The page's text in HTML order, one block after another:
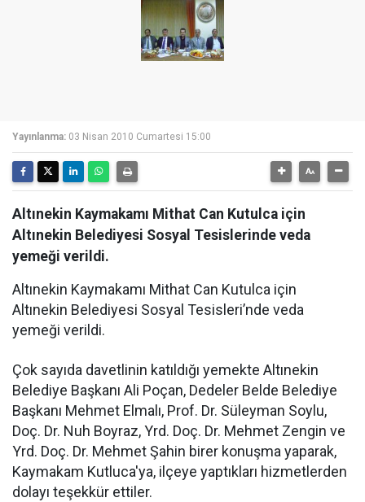
Yayınlanma: 03 Nisan 2010 Cumartesi 15:00
Altınekin Kaymakamı Mithat Can Kutulca için
Altınekin Belediyesi Sosyal Tesislerinde veda
yemeği verildi.
Altınekin Kaymakamı Mithat Can Kutulca için
Altınekin Belediyesi Sosyal Tesisleri’nde veda
yemeği verildi.
Çok sayıda davetlinin katıldığı yemekte Altınekin
Belediye Başkanı Ali Poçan, Dedeler Belde Belediye
Başkanı Mehmet Elmalı, Prof. Dr. Süleyman Soylu,
Doç. Dr. Nuh Boyraz, Yrd. Doç. Dr. Mehmet Zengin ve
Yrd. Doç. Dr. Mehmet Şahin birer konuşma yaparak,
Kaymakam Kutluca'ya, ilçeye yaptıkları hizmetlerden
dolayı teşekkür ettiler.